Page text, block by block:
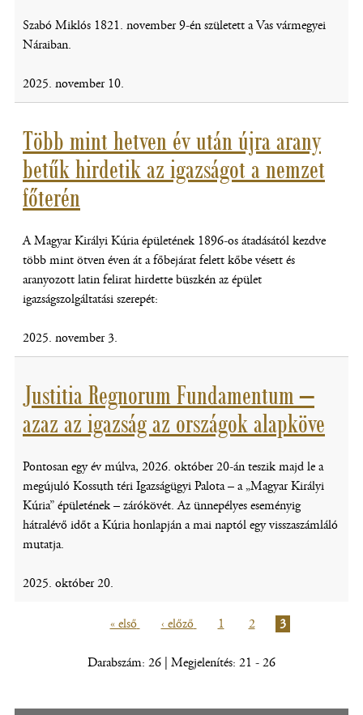
Szabó Miklós 1821. november 9-én született a Vas vármegyei
Náraiban.
2025. november 10.
Több mint hetven év után újra arany
betűk hirdetik az igazságot a nemzet
főterén
A Magyar Királyi Kúria épületének 1896-os átadásától kezdve
több mint ötven éven át a főbejárat felett kőbe vésett és
aranyozott latin felirat hirdette büszkén az épület
igazságszolgáltatási szerepét:
2025. november 3.
Justitia Regnorum Fundamentum –
azaz az igazság az országok alapköve
Pontosan egy év múlva, 2026. október 20-án teszik majd le a
megújuló Kossuth téri Igazságügyi Palota – a „Magyar Királyi
Kúria” épületének – zárókövét. Az ünnepélyes eseményig
hátralévő időt a Kúria honlapján a mai naptól egy visszaszámláló
mutatja.
2025. október 20.
Oldalszámozás
Első
« első
Előző
‹ előző Oldal
1 Oldal
2
Jelenlegi
3
Darabszám: 26 | Megjelenítés: 21 - 26